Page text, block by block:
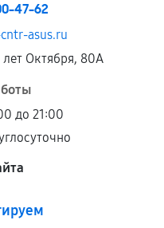
47-62
asus.ru
Октября, 80А
до 21:00